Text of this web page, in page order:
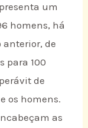
um
homens, há
anterior, de
para 100
de
os homens.
as